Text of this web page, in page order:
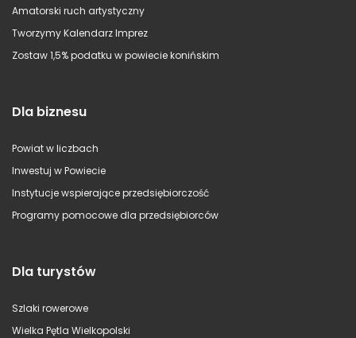
Amatorski ruch artystyczny
Tworzymy Kalendarz Imprez
Zostaw 1,5% podatku w powiecie konińskim
Dla biznesu
Powiat w liczbach
Inwestuj w Powiecie
Instytucje wspierające przedsiębiorczość
Programy pomocowe dla przedsiębiorców
Dla turystów
Szlaki rowerowe
Wielka Pętla Wielkopolski